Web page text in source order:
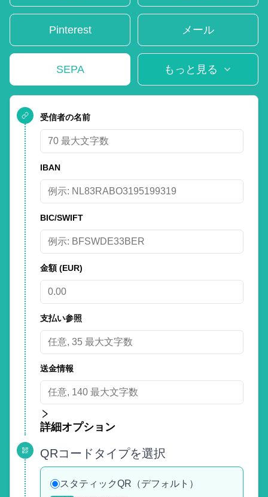
Pinterest メール
SEPA もっと見る
受信者の名前
IBAN
BIC/SWIFT
金額(EUR)
支払い参照
送金情報
詳細オプション
QRコードタイプを選択
スタティックQR（デフォルト）